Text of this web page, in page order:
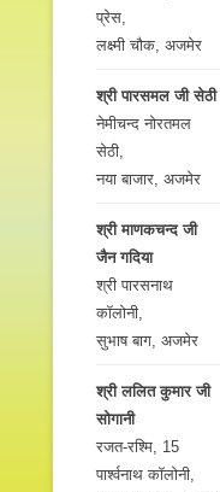
प्रेस,
लक्ष्मी चौक, अजमेर
श्री पारसमल जी सेठी
नेमीचन्द नोरतमल
सेठी,
नया बाजार, अजमेर
श्री माणकचन्द जी
जैन गदिया
श्री पारसनाथ
कॉलोनी,
सुभाष बाग, अजमेर
श्री ललित कुमार जी
सोगानी
रजत-रश्मि, 15
पार्श्वनाथ कॉलोनी,